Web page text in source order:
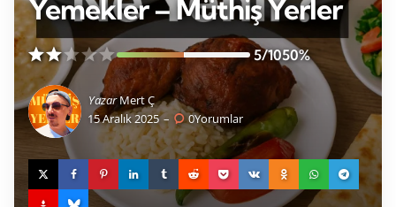
Yemekler – Müthiş Yerler
5/1050%
YazarMert Ç
15 Aralık 2025
0Yorumlar